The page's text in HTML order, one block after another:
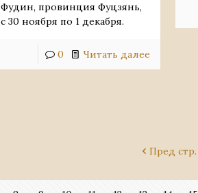
Фудин, провинция Фуцзянь,
с 30 ноября по 1 декабря.
0 Читать далее
Пред стр.